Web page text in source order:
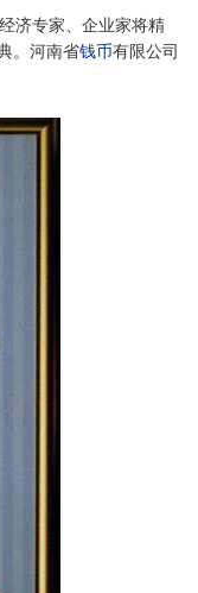
济专家、企业家将精
。河南省钱币有限公司